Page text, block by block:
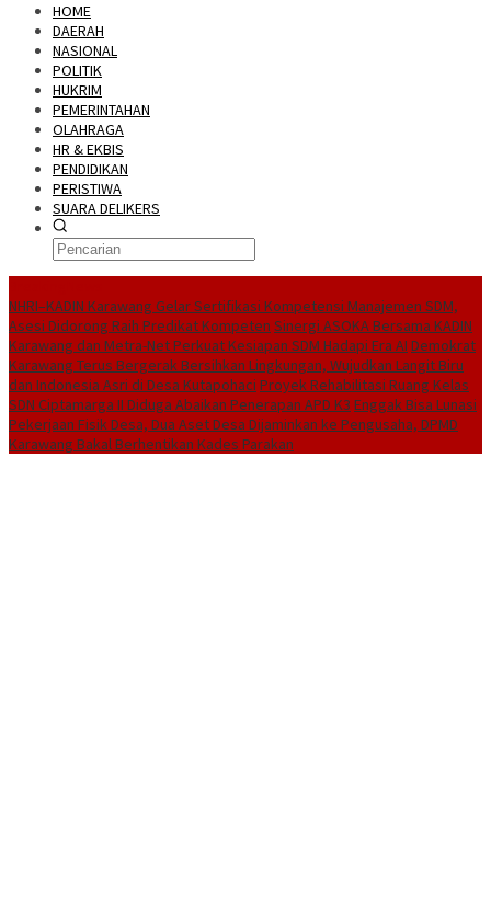
HOME
DAERAH
NASIONAL
POLITIK
HUKRIM
PEMERINTAHAN
OLAHRAGA
HR & EKBIS
PENDIDIKAN
PERISTIWA
SUARA DELIKERS
NHRI–KADIN Karawang Gelar Sertifikasi Kompetensi Manajemen SDM,
Asesi Didorong Raih Predikat Kompeten Sinergi ASOKA Bersama KADIN
Karawang dan Metra-Net Perkuat Kesiapan SDM Hadapi Era AI Demokrat
Karawang Terus Bergerak Bersihkan Lingkungan, Wujudkan Langit Biru
dan Indonesia Asri di Desa Kutapohaci Proyek Rehabilitasi Ruang Kelas
SDN Ciptamarga II Diduga Abaikan Penerapan APD K3 Enggak Bisa Lunasi
Pekerjaan Fisik Desa, Dua Aset Desa Dijaminkan ke Pengusaha, DPMD
Karawang Bakal Berhentikan Kades Parakan